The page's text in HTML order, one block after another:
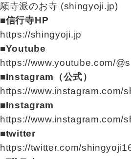
願寺派のお寺 (shingyoji.jp)
■信行寺HP
https://shingyoji.jp
■Youtube
https://www.youtube.com/
■Instagram（公式）
https://www.instagram.com/
■Instagram
https://www.instagram.com/
■twitter
https://twitter.com/